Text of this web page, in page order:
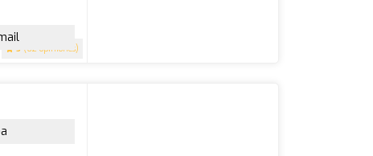
5 (62 opiniones)